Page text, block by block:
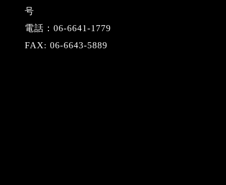
号
電話：06-6641-1779
FAX: 06-6643-5889